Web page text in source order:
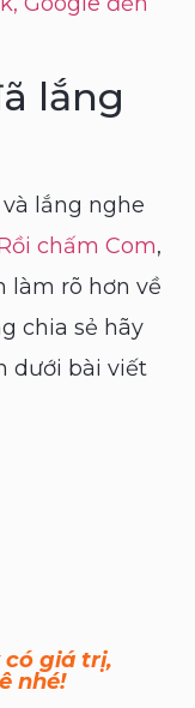
lắng
lắng nghe
chấm Com,
làm rõ hơn về
chia sẻ hãy
dưới bài viết
có giá trị,
nhé!